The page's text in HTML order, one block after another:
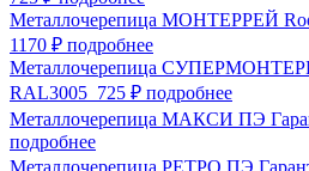
Металлочерепица МОНТЕРРЕЙ
1170 ₽ подробнее
Металлочерепица
RAL3005 725 ₽ подробнее
Металлочерепица МАКСИ ПЭ
подробнее
Металлочерепица РЕТРО ПЭ